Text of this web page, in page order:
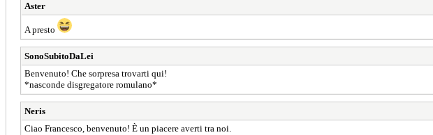
Aster
A presto
SonoSubitoDaLei
Benvenuto! Che sorpresa trovarti qui!
*nasconde disgregatore romulano*
Neris
Ciao Francesco, benvenuto! È un piacere averti tra noi.